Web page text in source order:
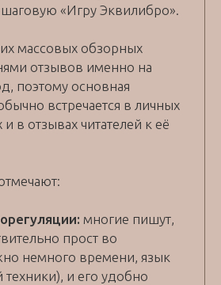
«Игру Эквилибро».
массовых обзорных
отзывов именно на
поэтому основная
встречается в личных
и в отзывах читателей к её
многие пишут,
прост во
немного времени, язык
и его удобно